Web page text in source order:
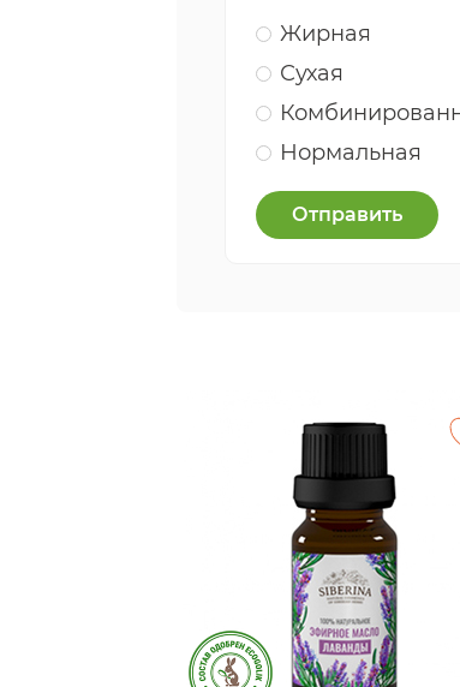
Жирная
Сухая
Нормальная
Отправить